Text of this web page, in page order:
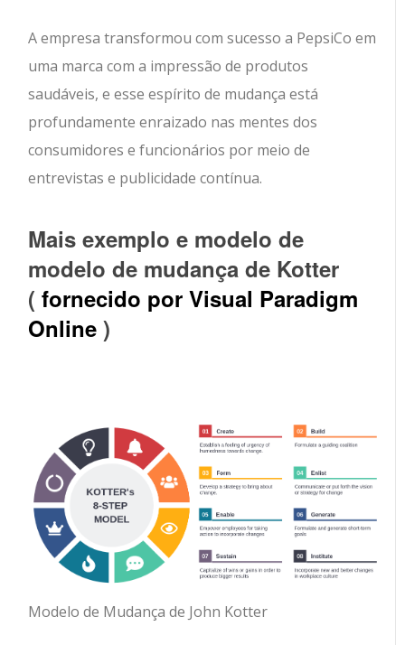
A empresa transformou com sucesso a PepsiCo em
uma marca com a impressão de produtos
saudáveis, e esse espírito de mudança está
profundamente enraizado nas mentes dos
consumidores e funcionários por meio de
entrevistas e publicidade contínua.
Mais exemplo e modelo de
modelo de mudança de Kotter
(fornecido por Visual Paradigm
Online )
Modelo de Mudança de John Kotter